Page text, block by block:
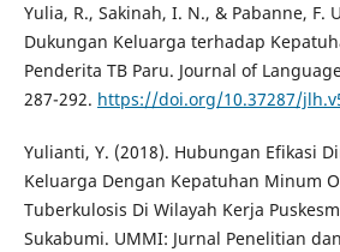
Yulia, R., Sakinah, I. N., & Pabanne, F.
Dukungan Keluarga terhadap
Penderita TB Paru. Journal of
287-292. https://doi.org/10.37287/
Yulianti, Y. (2018). Hubungan Efikasi
Keluarga Dengan Kepatuhan Minum
Tuberkulosis Di Wilayah Kerja
Sukabumi. UMMI: Jurnal Penelitian